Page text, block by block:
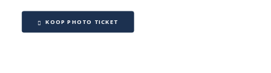
KOOP PHOTO TICKET